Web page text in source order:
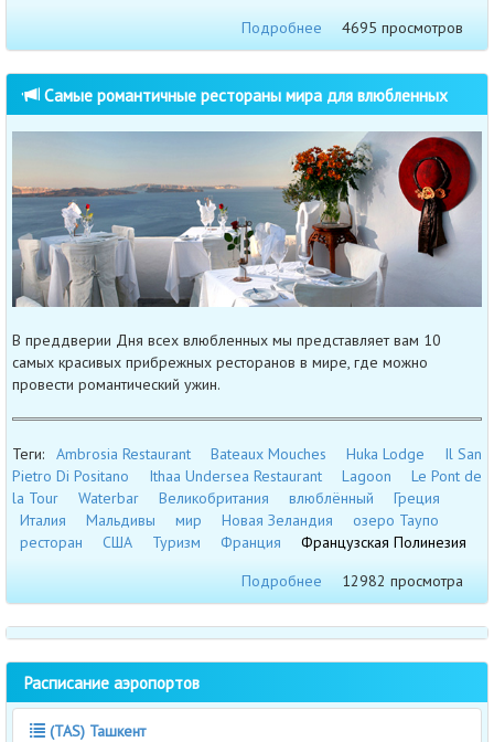
Подробнее
4695 просмотров
Самые романтичные рестораны мира для влюбленных
В преддверии Дня всех влюбленных мы представляет вам 10
самых красивых прибрежных ресторанов в мире, где можно
провести романтический ужин.
Теги: Ambrosia Restaurant Bateaux Mouches Huka Lodge
Il San
Pietro Di Positano
Ithaa Undersea Restaurant Lagoon
Le Pont de
la Tour
Waterbar Великобритания влюблённый
Греция
Италия
Мальдивы мир Новая Зеландия
озеро Таупо
ресторан
США Туризм Франция
Французская Полинезия
Подробнее
12982 просмотра
Расписание аэропортов
(TAS) Ташкент